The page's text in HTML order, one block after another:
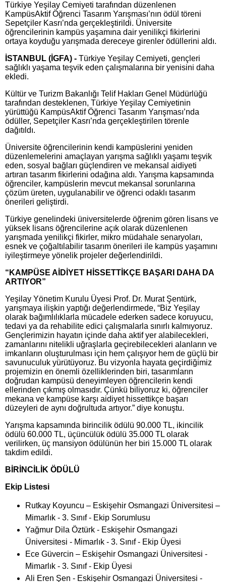
Türkiye Yeşilay Cemiyeti tarafından düzenlenen
KampüsAktif Öğrenci Tasarım Yarışması’nın ödül töreni
Sepetçiler Kasrı’nda gerçekleştirildi. Üniversite
öğrencilerinin kampüs yaşamına dair yenilikçi fikirlerini
ortaya koyduğu yarışmada dereceye girenler ödüllerini aldı.
İSTANBUL (İGFA) - Türkiye Yeşilay Cemiyeti, gençleri
sağlıklı yaşama teşvik eden çalışmalarına bir yenisini daha
ekledi.
Kültür ve Turizm Bakanlığı Telif Hakları Genel Müdürlüğü
tarafından desteklenen, Türkiye Yeşilay Cemiyetinin
yürüttüğü KampüsAktif Öğrenci Tasarım Yarışması’nda
ödüller, Sepetçiler Kasrı’nda gerçekleştirilen törenle
dağıtıldı.
Üniversite öğrencilerinin kendi kampüslerini yeniden
düzenlemelerini amaçlayan yarışma sağlıklı yaşamı teşvik
eden, sosyal bağları güçlendiren ve mekansal aidiyeti
artıran tasarım fikirlerini odağına aldı. Yarışma kapsamında
öğrenciler, kampüslerin mevcut mekansal sorunlarına
çözüm üreten, uygulanabilir ve öğrenci odaklı tasarım
önerileri geliştirdi.
Türkiye genelindeki üniversitelerde öğrenim gören lisans ve
yüksek lisans öğrencilerine açık olarak düzenlenen
yarışmada yenilikçi fikirler, mikro müdahale senaryoları,
esnek ve çoğaltılabilir tasarım önerileri ile kampüs yaşamını
iyileştirmeye yönelik projeler değerlendirildi.
“KAMPÜSE AİDİYET HİSSETTİKÇE BAŞARI DAHA DA
ARTIYOR”
Yeşilay Yönetim Kurulu Üyesi Prof. Dr. Murat Şentürk,
yarışmaya ilişkin yaptığı değerlendirmede, “Biz Yeşilay
olarak bağımlılıklarla mücadele ederken sadece koruyucu,
tedavi ya da rehabilite edici çalışmalarla sınırlı kalmıyoruz.
Gençlerimizin hayatın içinde daha aktif yer alabilecekleri,
zamanlarını nitelikli uğraşlarla geçirebilecekleri alanların ve
imkanların oluşturulması için hem çalışıyor hem de güçlü bir
savunuculuk yürütüyoruz. Bu vizyonla hayata geçirdiğimiz
projemizin en önemli özelliklerinden biri, tasarımların
doğrudan kampüsü deneyimleyen öğrencilerin kendi
ellerinden çıkmış olmasıdır. Çünkü biliyoruz ki, öğrenciler
mekana ve kampüse karşı aidiyet hissettikçe başarı
düzeyleri de aynı doğrultuda artıyor.” diye konuştu.
Yarışma kapsamında birincilik ödülü 90.000 TL, ikincilik
ödülü 60.000 TL, üçüncülük ödülü 35.000 TL olarak
verilirken, üç mansiyon ödülünün her biri 15.000 TL olarak
takdim edildi.
BİRİNCİLİK ÖDÜLÜ
Ekip Listesi
Rutkay Koyuncu – Eskişehir Osmangazi Üniversitesi –
Mimarlık - 3. Sınıf - Ekip Sorumlusu
Yağmur Dila Öztürk - Eskişehir Osmangazi
Üniversitesi - Mimarlık - 3. Sınıf - Ekip Üyesi
Ece Güvercin – Eskişehir Osmangazi Üniversitesi -
Mimarlık - 3. Sınıf - Ekip Üyesi
Ali Eren Şen - Eskişehir Osmangazi Üniversitesi -